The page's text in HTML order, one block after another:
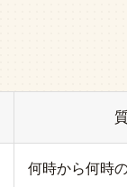
何時から何時